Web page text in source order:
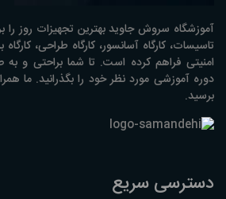
آموزشگاه سروش جاوید بهترین تجهیزات روز را
تاسیسات، کارگاه آسانسور، کارگاه طراحی،
امنیتی فراهم کرده است. تا شما براحتی و
دوره آموزشی مورد نظر خود را بگذرانید. ما
برسید.
دسترسی سریع